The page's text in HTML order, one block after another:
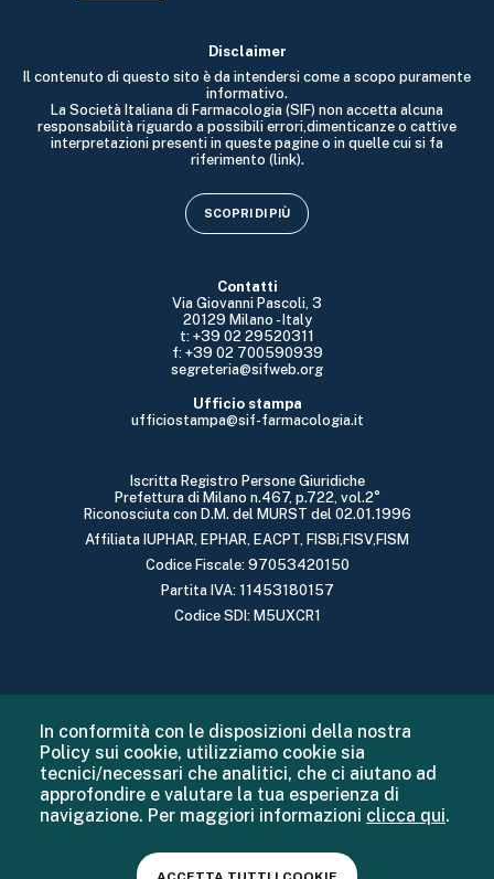
Contatti
Via Giovanni Pascoli, 3
20129 Milano - Italy
t: +39 02 29520311
f: +39 02 700590939
segreteria@sifweb.org
Ufficio stampa
ufficiostampa@sif-farmacologia.it
Iscritta Registro Persone Giuridiche
Prefettura di Milano n.467, p.722, vol.2°
Riconosciuta con D.M. del MURST del 02.01.1996
Affiliata IUPHAR, EPHAR, EACPT, FISBi,FISV,FISM
Codice Fiscale: 97053420150
Partita IVA: 11453180157
Codice SDI: M5UXCR1
Disclaimer
Il contenuto di questo sito è da intendersi come a scopo puramente
informativo.
La Società Italiana di Farmacologia (SIF) non accetta alcuna
responsabilità riguardo a possibili errori,dimenticanze o cattive
interpretazioni presenti in queste pagine o in quelle cui si fa
riferimento (link).
SCOPRI DI PIÙ
In conformità con le disposizioni della nostra
Policy sui cookie, utilizziamo cookie sia
tecnici/necessari che analitici, che ci aiutano ad
approfondire e valutare la tua esperienza di
navigazione. Per maggiori informazioni clicca qui.